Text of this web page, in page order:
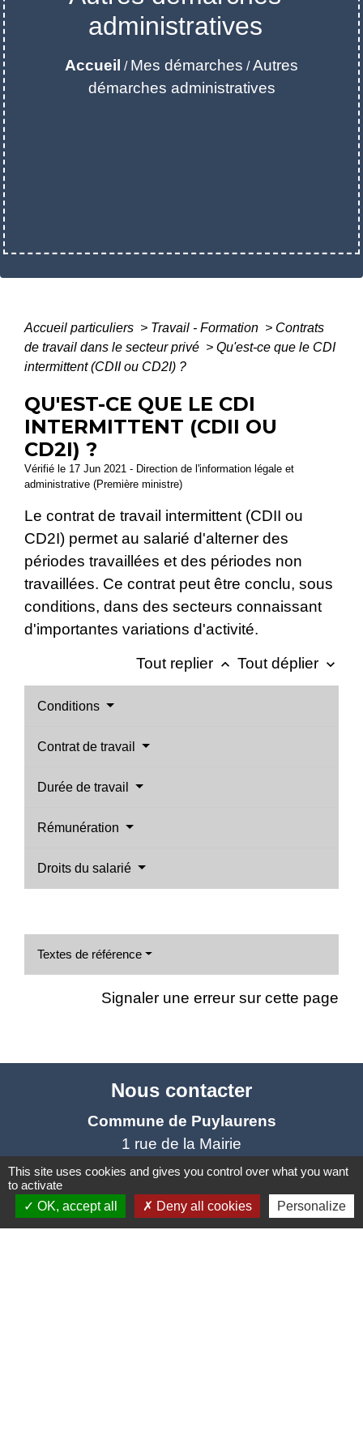
administratives
Accueil / Mes démarches /Autres
démarches administratives
Accueil particuliers > Travail - Formation > Contrats
de travail dans le secteur privé > Qu'est-ce que le CDI
intermittent (CDII ou CD2I) ?
QU'EST-CE QUE LE CDI
INTERMITTENT (CDII OU
CD2I) ?
Vérifié le 17 Jun 2021 - Direction de l'information légale et
administrative (Première ministre)
Le contrat de travail intermittent (CDII ou
CD2I) permet au salarié d'alterner des
périodes travaillées et des périodes non
travaillées. Ce contrat peut être conclu, sous
conditions, dans des secteurs connaissant
d'importantes variations d'activité.
Tout replier keyboard_arrow_up Tout déplier keyboard_arrow_down
Conditions
Contrat de travail
Durée de travail
Rémunération
Droits du salarié
Textes de référence
Signaler une erreur sur cette page
Nous contacter
Commune de Puylaurens
1 rue de la Mairie
81700 Puylaurens - FRANCE
Contact par formulaire
This site uses cookies and gives you control over what you want
to activate
OK, accept all
Deny all cookies Personalize